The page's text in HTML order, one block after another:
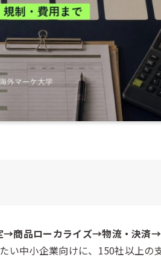
商品ローカライズ→物流・決済
い中小企業向けに、150社以上の